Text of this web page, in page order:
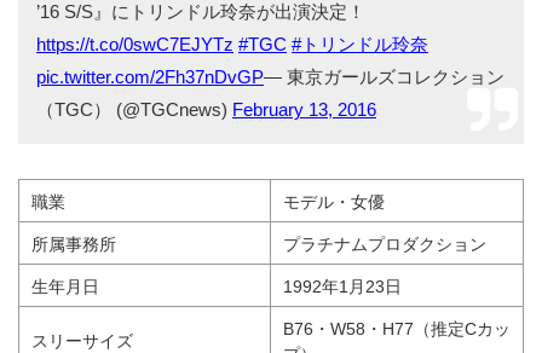
’16 S/S』にトリンドル玲奈が出演決定！
https://t.co/0swC7EJYTz #TGC #トリンドル玲奈
pic.twitter.com/2Fh37nDvGP— 東京ガールズコレクション
（TGC） (@TGCnews) February 13, 2016
職業 モデル・女優
所属事務所 プラチナムプロダクション
生年月日 1992年1月23日
スリーサイズ
B76・W58・H77（推定Cカッ